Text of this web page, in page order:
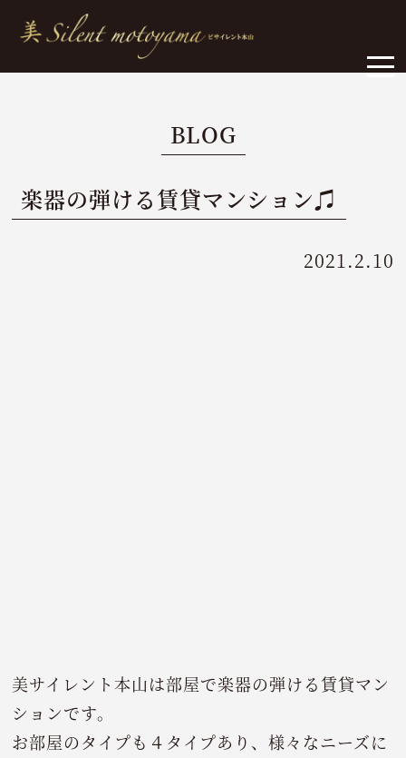
BLOG
楽器の弾ける賃貸マンション♫
2021.2.10
美サイレント本山は部屋で楽器の弾ける賃貸マン
ションです。
お部屋のタイプも４タイプあり、様々なニーズに